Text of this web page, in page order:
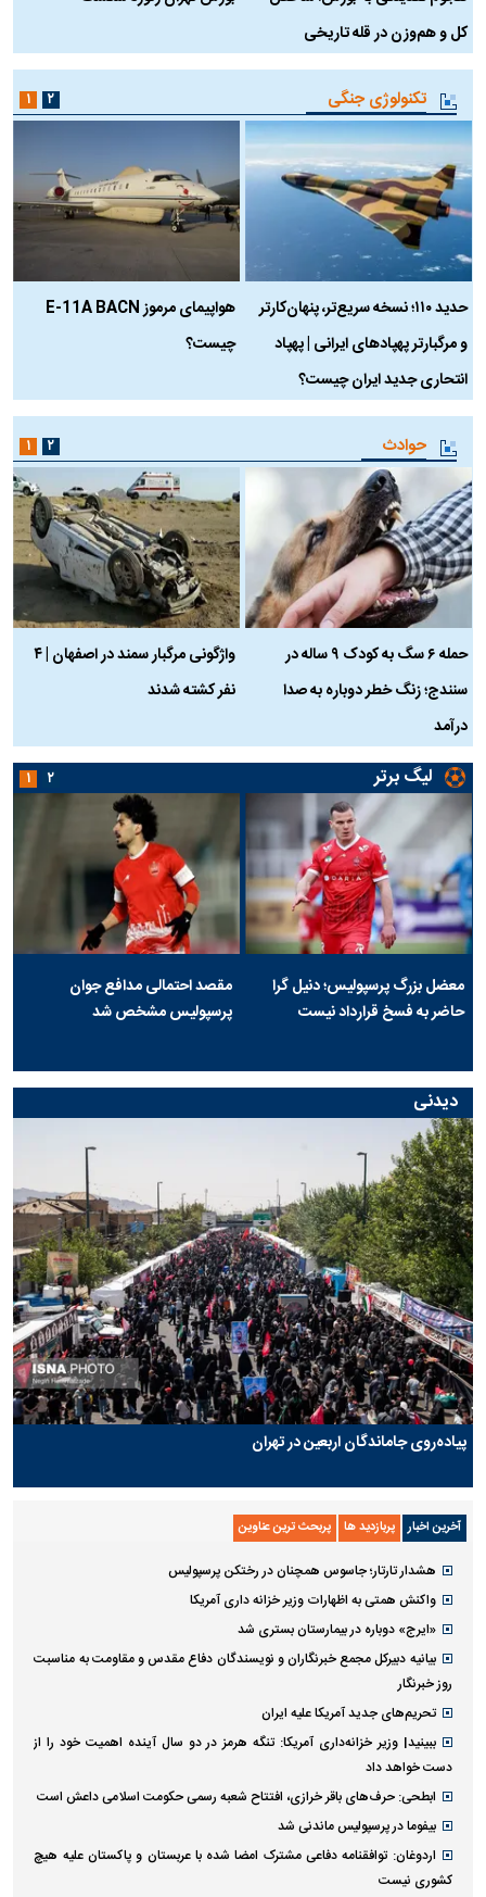
کل و هم‌وزن در قله تاریخی
تکنولوژی جنگی
حدید ۱۱۰؛ نسخه سریع‌تر، پنهان‌کارتر
و مرگبارتر پهپادهای ایرانی | پهپاد
انتحاری جدید ایران چیست؟
هواپیمای مرموز E-11A BACN
چیست؟
۱ ۲
حوادث
حمله ۶ سگ به کودک ۹ ساله در
سنندج؛ زنگ خطر دوباره به صدا
درآمد
واژگونی مرگبار سمند در اصفهان | ۴
نفر کشته شدند
۱ ۲
لیگ برتر
معضل بزرگ پرسپولیس؛ دنیل گرا
حاضر به فسخ قرارداد نیست
مقصد احتمالی مدافع جوان
پرسپولیس مشخص شد
۱ ۲
دیدنی
پیاده‌روی جاماندگان اربعین در تهران
آخرین اخبار پربازدید ها پربحث ترین عناوین
هشدار تارتار؛ جاسوس همچنان در رختکن پرسپولیس
واکنش همتی به اظهارات وزیر خزانه داری آمریکا
«ایرج» دوباره در بیمارستان بستری شد
بیانیه دبیرکل مجمع خبرنگاران و نویسندگان دفاع مقدس و مقاومت به مناسبت
روز خبرنگار
تحریم‌های جدید آمریکا علیه ایران
ببینید| وزیر خزانه‌داری آمریکا: تنگه هرمز در دو سال آینده اهمیت خود را از
دست خواهد داد
ابطحی: حرف‌های باقر خرازی، افتتاح شعبه رسمی حکومت اسلامی داعش است
بیفوما در پرسپولیس ماندنی شد
اردوغان: توافقنامه دفاعی مشترک امضا شده با عربستان و پاکستان علیه هیچ
کشوری نیست